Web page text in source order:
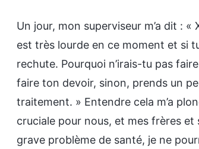
Un jour, mon superviseur m’a dit :
est très lourde en ce moment et si
rechute. Pourquoi n’irais-tu pas
faire ton devoir, sinon, prends un
traitement. » Entendre cela m’a
cruciale pour nous, et mes frères et
grave problème de santé, je ne